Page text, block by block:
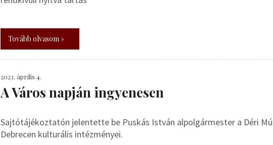
Tovább olvasom »
2023. április 4.
A Város napján ingyenesen
Sajtótájékoztatón jelentette be Puskás István alpolgármester a Déri
Debrecen kulturális intézményei.